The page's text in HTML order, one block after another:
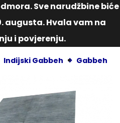
Sve narudžbine biće
augusta. Hvala vam na
i povjerenju.
Indijski Gabbeh Gabbeh